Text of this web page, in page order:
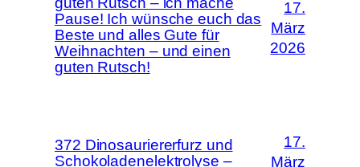
Pause! Ich wünsche euch das
Beste und alles Gute für
Weihnachten – und einen
guten Rutsch!
17.
März
2026
372 Dinosauriererfurz und
Schokoladenelektrolyse –
17.
März